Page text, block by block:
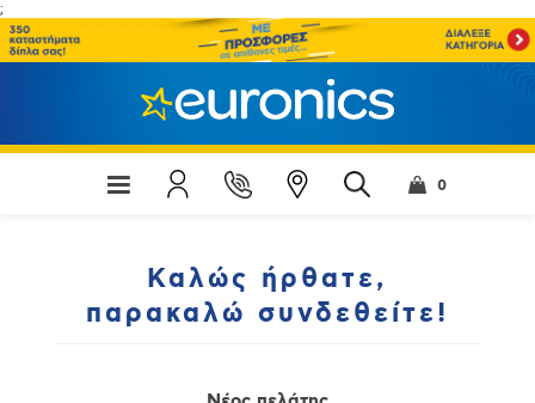
;
0
Καλώς ήρθατε,
παρακαλώ συνδεθείτε!